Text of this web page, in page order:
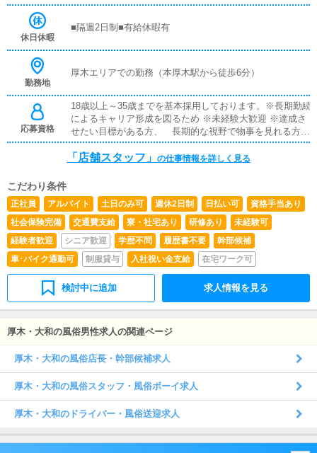
ケジュール確認5.その他円滑な店舗運営を最大限にサポー
休日休暇
■隔週2日制■有給休暇有
勤務地
厚木エリアでの勤務（本厚木駅から徒歩6分）
応募資格
18歳以上～35歳までを基本採用しております。※長期勤続
によるキャリア形成を図るため ※未経験大歓迎 ※達成さ
せたい目標がある方、 長期的な視野で物事を見れる方か
らの ご応募お待ちしております。 ※ご応募前に当グル
ープの考え方に ご共感頂ける場合のみご応募下さい。
「店舗スタッフ」 の仕事情報を詳しく見る
こだわり条件
正社員 アルバイト 土日のみ可 週休2日制 日払い可
資格手当あり
社会保険完備
交通費支給 寮・社宅あり 研修あり
未経験可
経験者歓迎
シニア歓迎 学歴不問 履歴書不要
幹部候補
車･バイク通勤可
制服貸与 入社祝い金支給 在宅ワーク可
検討中に追加 求人情報を見る
厚木・大和の風俗男性求人の関連ページ
厚木・大和の風俗店長・幹部候補求人
厚木・大和の風俗スタッフ・風俗ボーイ求人
厚木・大和のドライバー・風俗送迎求人